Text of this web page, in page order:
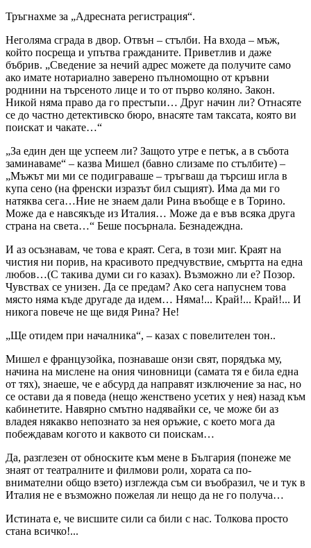
Тръгнахме за „Адресната регистрация“.
Неголяма сграда в двор. Отвън – стълби. На входа – мъж,
който посреща и упътва гражданите. Приветлив и даже
бъбрив. „Сведение за нечий адрес можете да получите само
ако имате нотариално заверено пълномощно от кръвни
роднини на търсеното лице и то от първо коляно. Закон.
Никой няма право да го престъпи… Друг начин ли? Отнасяте
се до частно детективско бюро, внасяте там таксата, която ви
поискат и чакате…“
„За един ден ще успеем ли? Защото утре е петък, а в събота
заминаваме“ – казва Мишел (бавно слизаме по стълбите) –
„Мъжът ми ми се подиграваше – тръгваш да търсиш игла в
купа сено (на френски изразът бил същият). Има да ми го
натяква сега…Ние не знаем дали Рина въобще е в Торино.
Може да е навсякъде из Италия… Може да е във всяка друга
страна на света…“ Беше посърнала. Безнадеждна.
И аз осъзнавам, че това е краят. Сега, в този миг. Краят на
чистия ни порив, на красивото предчувствие, смъртта на една
любов…(С такива думи си го казах). Възможно ли е? Позор.
Чувствах се унизен. Да се предам? Ако сега напуснем това
място няма къде другаде да идем… Няма!... Край!... Край!... И
никога повече не ще видя Рина? Не!
„Ще отидем при началника“, – казах с повелителен тон..
Мишел е французойка, познаваше онзи свят, порядъка му,
начина на мислене на ония чиновници (самата тя е била една
от тях), знаеше, че е абсурд да направят изключение за нас, но
се остави да я поведа (нещо женствено усетих у нея) назад към
кабинетите. Навярно смътно надявайки се, че може би аз
владея някакво непознато за нея оръжие, с което мога да
побеждавам когото и каквото си поискам…
Да, разглезен от обноските към мене в България (понеже ме
знаят от театралните и филмови роли, хората са по-
внимателни общо взето) изглежда съм си въобразил, че и тук в
Италия не е възможно пожелая ли нещо да не го получа…
Истината е, че висшите сили са били с нас. Толкова просто
стана всичко!...